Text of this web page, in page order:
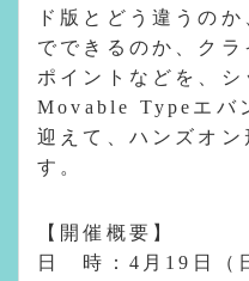
ド版とどう違うの
でできるのか、ク
ポイントなどを、
Movable Typeエバ
迎えて、ハンズオン
す。
【開催概要】
日 時：4月19日（